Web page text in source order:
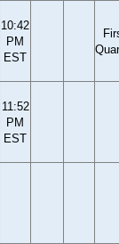
10:42
PM
EST
11:52
PM
EST